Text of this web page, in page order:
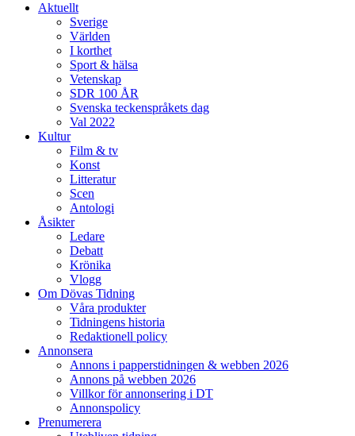
Aktuellt
Sverige
Världen
I korthet
Sport & hälsa
Vetenskap
SDR 100 ÅR
Svenska teckenspråkets dag
Val 2022
Kultur
Film & tv
Konst
Litteratur
Scen
Antologi
Åsikter
Ledare
Debatt
Krönika
Vlogg
Om Dövas Tidning
Våra produkter
Tidningens historia
Redaktionell policy
Annonsera
Annons i papperstidningen & webben 2026
Annons på webben 2026
Villkor för annonsering i DT
Annonspolicy
Prenumerera